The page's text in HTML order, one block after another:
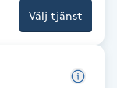
Välj tjänst